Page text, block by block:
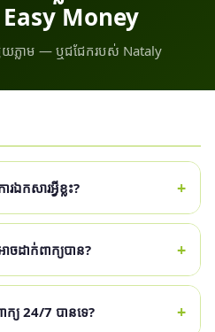
Easy Money
ភ្លាម — ឬជជែករបស់ Nataly
ារឯកសារអ្វីខ្លះ? +
ចដាក់ពាក្យបាន? +
ាក្យ 24/7 បានទេ? +